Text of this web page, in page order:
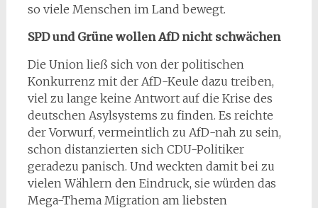
so viele Menschen im Land bewegt.
SPD und Grüne wollen AfD nicht schwächen
Die Union ließ sich von der politischen
Konkurrenz mit der AfD-Keule dazu treiben,
viel zu lange keine Antwort auf die Krise des
deutschen Asylsystems zu finden. Es reichte
der Vorwurf, vermeintlich zu AfD-nah zu sein,
schon distanzierten sich CDU-Politiker
geradezu panisch. Und weckten damit bei zu
vielen Wählern den Eindruck, sie würden das
Mega-Thema Migration am liebsten